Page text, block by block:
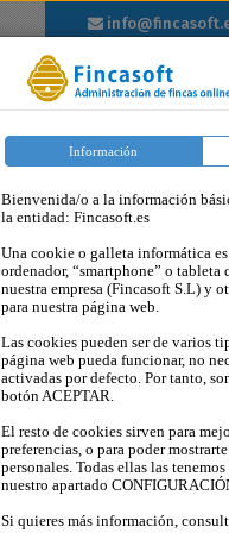
Inicio
AGREGADO EL 29
Información
Bienvenida/o a la información
la entidad: Fincasoft.es
Una cookie o galleta informática
ordenador, “smartphone” o
nuestra empresa (Fincasoft S.L) y
para nuestra página web.
Las cookies pueden ser de varios
página web pueda funcionar, no
activadas por defecto. Por tanto,
botón ACEPTAR.
El resto de cookies sirven para
preferencias, o para poder
personales. Todas ellas las
nuestro apartado
Si quieres más información,